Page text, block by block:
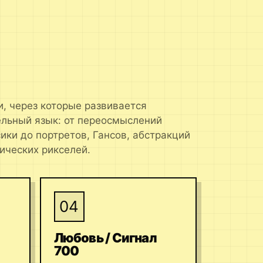
через которые развивается
язык: от переосмыслений
до портретов, Гансов, абстракций
рикселей.
04
Любовь / Сигнал
700